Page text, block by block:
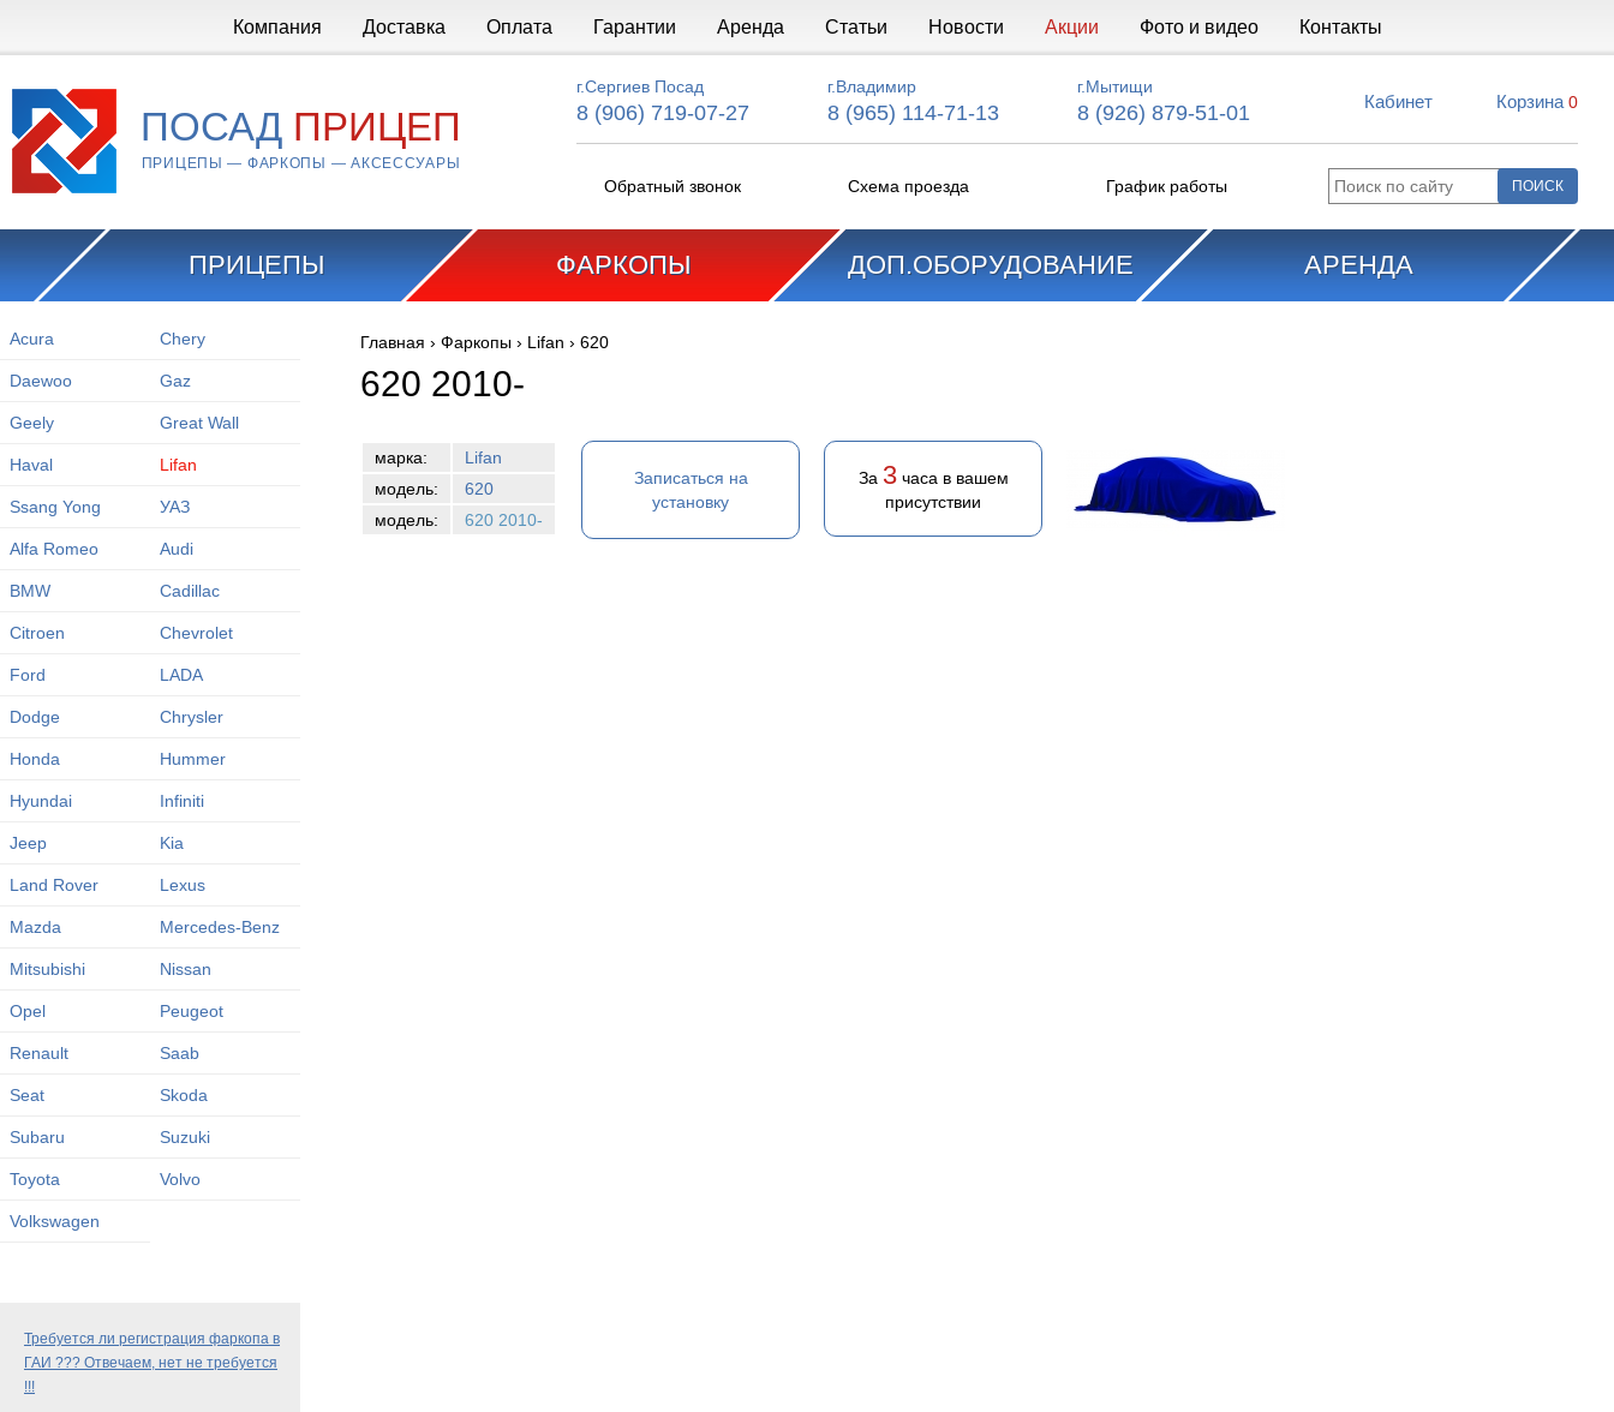
Компания Доставка Оплата Гарантии Аренда Статьи Новости Акции Фото и видео Контакты
ПОСАД ПРИЦЕП
ПРИЦЕПЫ — ФАРКОПЫ — АКСЕССУАРЫ
г.Сергиев Посад
8 (906) 719-07-27
г.Владимир
8 (965) 114-71-13
г.Мытищи
8 (926) 879-51-01 Кабинет Корзина 0
Обратный звонок Схема проезда График работы
ПРИЦЕПЫ ФАРКОПЫ ДОП.ОБОРУДОВАНИЕ АРЕНДА
Acura Chery
Daewoo Gaz
Geely Great Wall
Haval Lifan
Ssang Yong УАЗ
Alfa Romeo Audi
BMW Cadillac
Citroen Chevrolet
Ford LADA
Dodge Chrysler
Honda Hummer
Hyundai Infiniti
Jeep Kia
Land Rover Lexus
Mazda Mercedes-Benz
Mitsubishi Nissan
Opel Peugeot
Renault Saab
Seat Skoda
Subaru Suzuki
Toyota Volvo
Volkswagen
Требуется ли регистрация фаркопа в
ГАИ ??? Отвечаем, нет не требуется
!!!
Вы здесь
Главная › Фаркопы › Lifan › 620
620 2010-
марка:
Lifan
модель:
620
модель:
620 2010-
Записаться на
установку
За 3часа в вашем
присутствии